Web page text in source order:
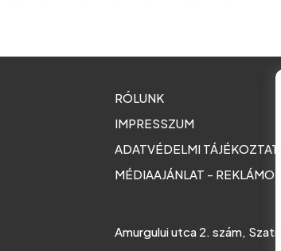
RÓLUNK
IMPRESSZUM
ADATVÉDELMI
MÉDIAAJÁNLAT - REKLÁMOK
Amurgului utca 2. szám,